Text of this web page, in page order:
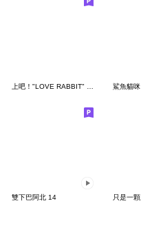
鯊魚貓
雙下巴阿北 14 只是一